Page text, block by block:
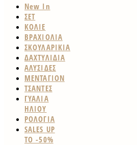
New In
ΣΕΤ
ΚΟΛΙΕ
ΒΡΑΧΙΟΛΙΑ
ΣΚΟΥΛΑΡΙΚΙΑ
ΔΑΧΤΥΛΙΔΙΑ
ΑΛΥΣΙΔΕΣ
ΜΕΝΤΑΓΙΟΝ
ΤΣΑΝΤΕΣ
ΓΥΑΛΙΑ
ΗΛΙΟΥ
ΡΟΛΟΓΙΑ
SALES UP
TO -50%